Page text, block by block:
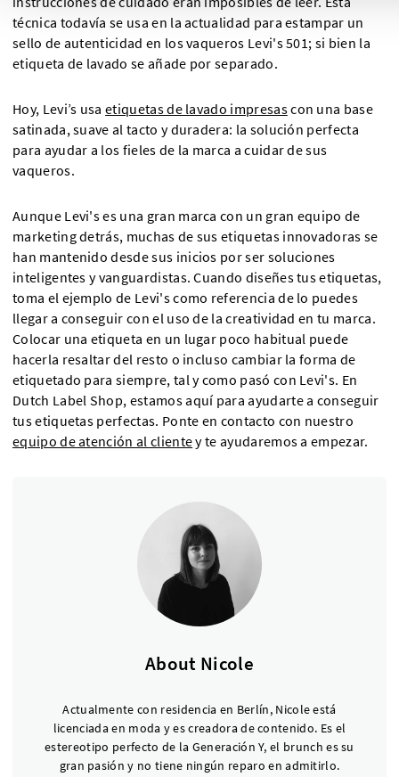
técnica todavía se usa en la actualidad para estampar un
sello de autenticidad en los vaqueros Levi's 501; si bien la
etiqueta de lavado se añade por separado.
Hoy, Levi’s usaetiquetas de lavado impresascon una base
satinada, suave al tacto y duradera: la solución perfecta
para ayudar a los fieles de la marca a cuidar de sus
vaqueros.
Aunque Levi's es una gran marca con un gran equipo de
marketing detrás, muchas de sus etiquetas innovadoras se
han mantenido desde sus inicios por ser soluciones
inteligentes y vanguardistas. Cuando diseñes tus etiquetas,
toma el ejemplo de Levi's como referencia de lo puedes
llegar a conseguir con el uso de la creatividad en tu marca.
Colocar una etiqueta en un lugar poco habitual puede
hacerla resaltar del resto o incluso cambiar la forma de
etiquetado para siempre, tal y como pasó con Levi's. En
Dutch Label Shop, estamos aquí para ayudarte a conseguir
tus etiquetas perfectas. Ponte en contacto con nuestro
equipo de atención al clientey te ayudaremos a empezar.
About Nicole
Actualmente con residencia en Berlín, Nicole está
licenciada en moda y es creadora de contenido. Es el
estereotipo perfecto de la Generación Y, el brunch es su
gran pasión y no tiene ningún reparo en admitirlo.